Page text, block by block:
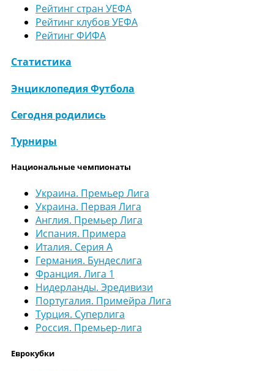
Рейтинг стран УЕФА
Рейтинг клубов УЕФА
Рейтинг ФИФА
Статистика
Энциклопедия Футбола
Сегодня родились
Турниры
Национальные чемпионаты
Украина. Премьер Лига
Украина. Первая Лига
Англия. Премьер Лига
Испания. Примера
Италия. Серия А
Германия. Бундеслига
Франция. Лига 1
Нидерланды. Эредивизи
Португалия. Примейра Лига
Турция. Суперлига
Россия. Премьер-лига
Еврокубки